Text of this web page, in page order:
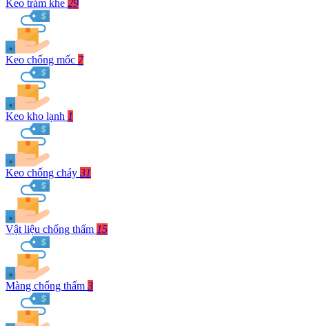
Keo trám khe 29
Keo chống mốc 7
Keo kho lạnh 1
Keo chống cháy 31
Vật liệu chống thấm 15
Màng chống thấm 3